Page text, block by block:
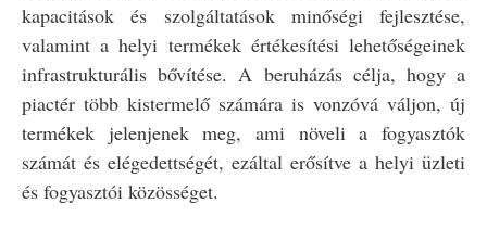
kapacitások és szolgáltatások minőségi fejlesztése,
valamint a helyi termékek értékesítési lehetőségeinek
infrastrukturális bővítése. A beruházás célja, hogy a
piactér több kistermelő számára is vonzóvá váljon, új
termékek jelenjenek meg, ami növeli a fogyasztók
számát és elégedettségét, ezáltal erősítve a helyi üzleti
és fogyasztói közösséget.